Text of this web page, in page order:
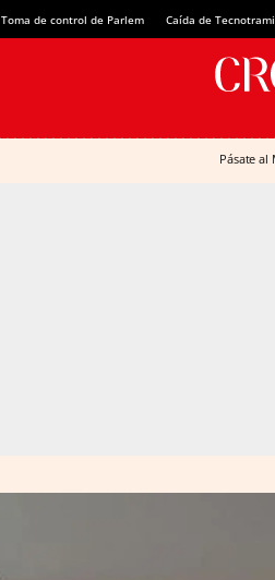
Toma de control de Parlem Caída de
Pásate al